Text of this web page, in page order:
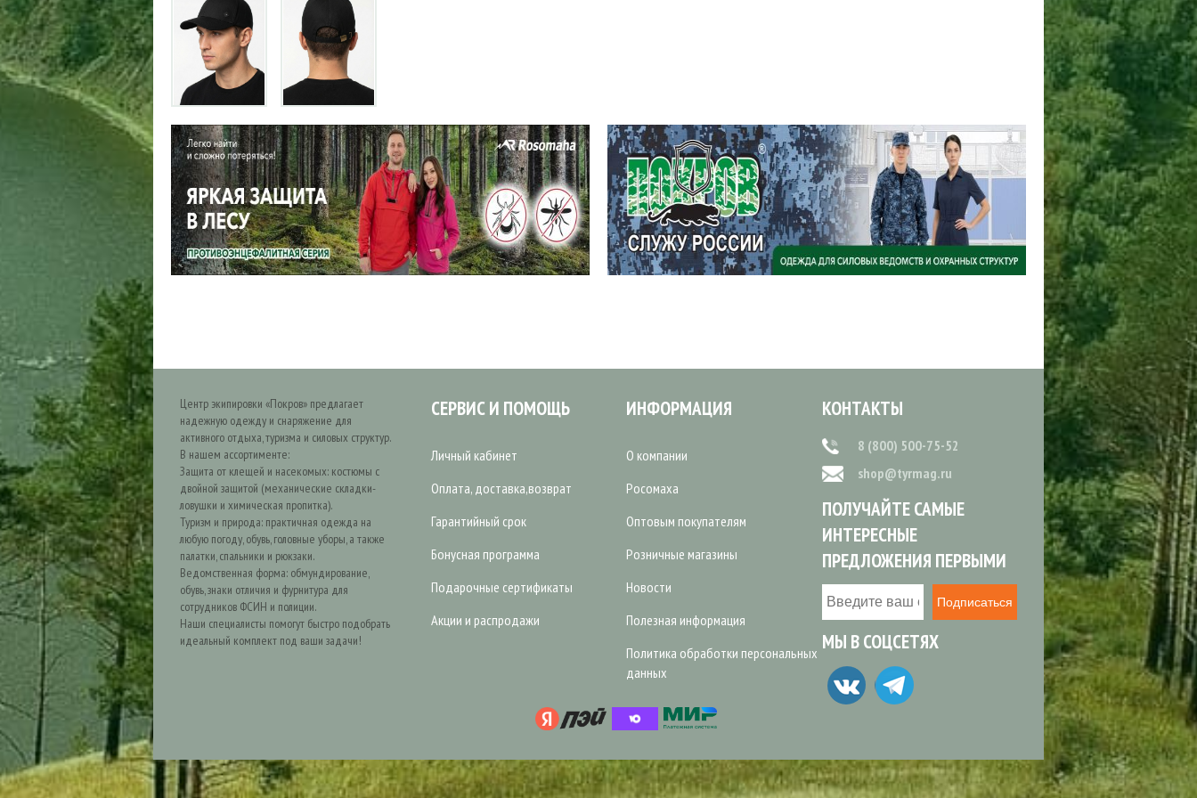
Центр экипировки «Покров» предлагает
надежную одежду и снаряжение для
активного отдыха, туризма и силовых структур.
В нашем ассортименте:
Защита от клещей и насекомых: костюмы с
двойной защитой (механические складки-
ловушки и химическая пропитка).
Туризм и природа: практичная одежда на
любую погоду, обувь, головные уборы, а также
палатки, спальники и рюкзаки.
Ведомственная форма: обмундирование,
обувь, знаки отличия и фурнитура для
сотрудников ФСИН и полиции.
Наши специалисты помогут быстро подобрать
идеальный комплект под ваши задачи!
СЕРВИС И ПОМОЩЬ
Личный кабинет
Оплата, доставка,возврат
Гарантийный срок
Бонусная программа
Подарочные сертификаты
Акции и распродажи
ИНФОРМАЦИЯ
О компании
Росомаха
Оптовым покупателям
Розничные магазины
Новости
Полезная информация
Политика обработки персональных
данных
КОНТАКТЫ
8 (800) 500-75-52
shop@tyrmag.ru
ПОЛУЧАЙТЕ САМЫЕ
ИНТЕРЕСНЫЕ
ПРЕДЛОЖЕНИЯ ПЕРВЫМИ
Подписаться
МЫ В СОЦСЕТЯХ